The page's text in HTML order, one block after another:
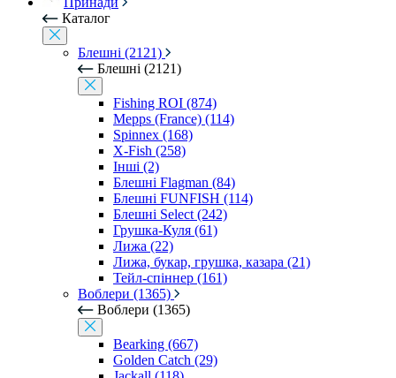
Каталог
Блешні (2121)
Блешні (2121)
Fishing ROI (874)
Mepps (France) (114)
Spinnex (168)
X-Fish (258)
Інші (2)
Блешні Flagman (84)
Блешні FUNFISH (114)
Блешні Select (242)
Грушка-Куля (61)
Лижа (22)
Лижа, букар, грушка, казара (21)
Тейл-спіннер (161)
Воблери (1365)
Воблери (1365)
Bearking (667)
Golden Catch (29)